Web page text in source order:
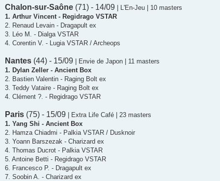
Chalon-sur-Saône (71) - 14/09 | L'En-Jeu | 10 masters
1. Arthur Vincent - Regidrago VSTAR
2. Renaud Levain - Dragapult ex
3. Léo M. - Dialga VSTAR
4. Corentin V. - Lugia VSTAR / Archeops
Nantes (44) - 15/09 | Envie de Japon | 11 masters
1. Dylan Zeller - Ancient Box
2. Bastien Valentin - Raging Bolt ex
3. Teddy Vataire - Raging Bolt ex
4. Clément ?. - Regidrago VSTAR
Paris (75) - 15/09 | Extra Life Café | 23 masters
1. Yang Shi - Ancient Box
2. Hamza Chiadmi - Palkia VSTAR / Dusknoir
3. Yoann Barszezak - Charizard ex
4. Thomas Ducrot - Palkia VSTAR
5. Antoine Betti - Regidrago VSTAR
6. Francesco P. - Dragapult ex
7. Soobin A. - Charizard ex